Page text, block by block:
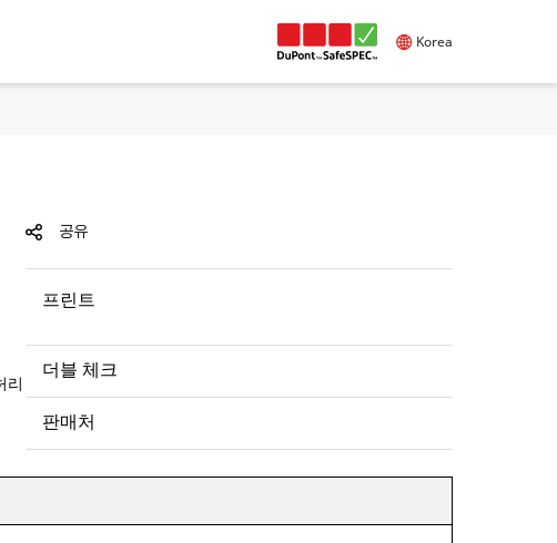
Korea
리
공유
프린트
더블 체크
판매처